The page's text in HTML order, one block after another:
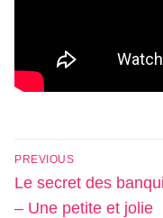
Navigation
de
l’article
PREVIOUS
Previous
post:
Le secret des
– Une petite et jolie